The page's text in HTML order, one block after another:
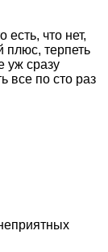
что нет,
плюс, терпеть
уж сразу
все по сто раз